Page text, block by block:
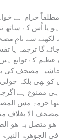
حرام ہے
یا اُس کے ساتھ
سے نامِ
گا ترجمہ یا
عظیم کے
جُدا نہیں ولہٰذافـــ۱
کو بھی بلکہ
چھونافـــ۲ خود ہی
حرمۃ مس
الا بغلاف
ھو متصل بہ ھو
فی الجوھرۃ